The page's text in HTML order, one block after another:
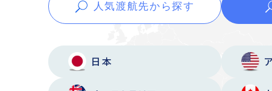
人気渡航先から探す
日本